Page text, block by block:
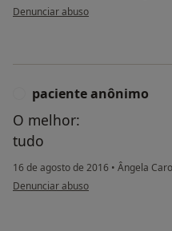
na opinião do utilizador anônimo
Denunciar abuso
paciente anônimo
O melhor:
tudo
16 de agosto de 2016 • Ângela
na opinião do utilizador paciente
Denunciar abuso